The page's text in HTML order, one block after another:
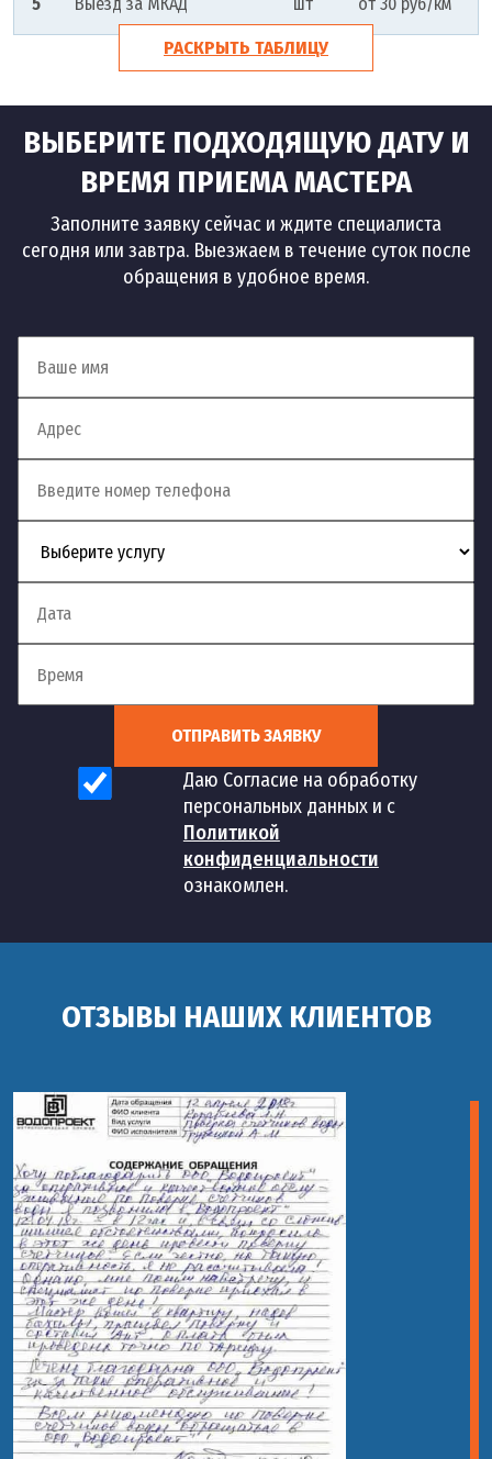
РАСКРЫТЬ ТАБЛИЦУ
ВЫБЕРИТЕ ПОДХОДЯЩУЮ ДАТУ И
ВРЕМЯ ПРИЕМА МАСТЕРА
Заполните заявку сейчас и ждите специалиста
сегодня или завтра. Выезжаем в течение суток после
обращения в удобное время.
ОТПРАВИТЬ ЗАЯВКУ
Даю Согласие на обработку
персональных данных и с
Политикой
конфиденциальности
ознакомлен.
ОТЗЫВЫ НАШИХ КЛИЕНТОВ